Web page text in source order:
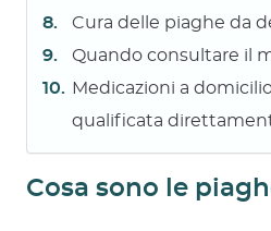
Cura delle piaghe da
Quando consultare il
Medicazioni a
qualificata
Cosa sono le